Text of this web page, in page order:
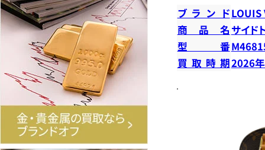
ブランドLOUIS
商品名 サイド
型番
買取時期2026